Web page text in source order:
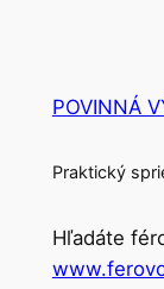
POVINNÁ
Praktický
Hľadáte